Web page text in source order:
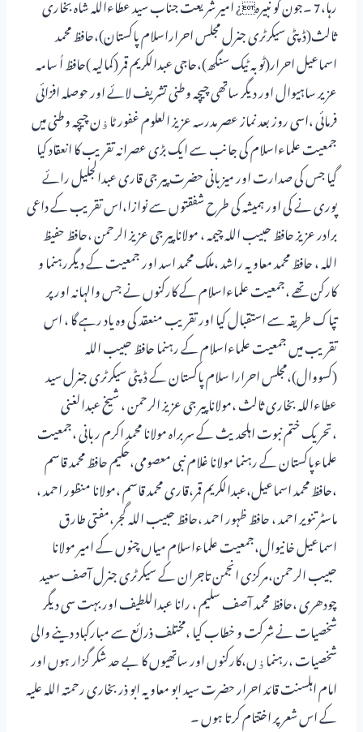
ثالث(ڈپٹی سیکرٹری جنرل مجلس احراراسلام پاکستان)،حافظ محمد
اسماعیل احرار(ٹوبہ ٹیک سنگھ)،حاجی عبدالکریم قمر (کمالیہ )حافظ اُ سامہ
عزیر ساہیوال اور دیگر ساتھی چیچہ وطنی تشریف لائے اور حوصلہ افزائی
فرمائی ،اسی روز بعد نماز عصر مدرسہ عزیز العلوم غفور ٹاﺅن چیچہ وطنی میں
جمعیت علماءاسلام کی جانب سے ایک بڑی عصرانہ تقریب کا انعقاد کیا
گیا جس کی صدارت اور میزبانی حضرت پیر جی قاری عبدالجلیل رائے
پوری نے کی اور ہمیشہ کی طرح شفقتوں سے نوازا،اس تقریب کے داعی
برادر عزیز حافظ حبیب اللہ چیمہ ، مولانا پیر جی عزیز الرحمن ،حافظ حفیظ
اللہ ، حافظ محمد معاویہ راشد ،ملک محمد اسد اور جمعیت کے دیگررہنما و
کارکن تھے ،جمعیت علماءاسلام کے کارکنوں نے جس والہانہ اور پر
تپاک طریقہ سے استقبال کیا اور تقریب منعقد کی وہ یاد رہے گا ، اس
تقریب میں جمعیت علماءاسلام کے رہنما حافظ حبیب اللہ
(کسووال)،مجلس احرارا سلام پاکستان کے ڈپٹی سیکرٹری جنرل سید
عطاءاللہ بخاری ثالث ،مولانا پیر جی عزیز الرحمن ، شیخ عبدالغنی
،تحریک ختم نبوت اہلحدیث کے سربراہ مولانا محمد اکرم ربانی ،جمعیت
علماءپاکستان کے رہنما مولانا غلام نبی معصومی،حکیم حافظ محمد قاسم
،حافظ محمد اسماعیل،عبدالکریم قمر،قاری محمد قاسم ،مولانا منظور احمد ،
ماسٹر تنویر احمد ، حافظ ظہور احمد ،حافظ حبیب اللہ گجر،مفتی طارق
اسماعیل خانیوال،جمعیت علماءاسلام میاں چنوں کے امیر مولانا
حبیب الرحمن،مرکزی انجمن تاجران کے سیکرٹری جنرل آصف سعید
چودھری ،حافظ محمد آصف سلیم ، رانا عبداللطیف اور بہت سی دیگر
شخصیات نے شرکت و خطاب کیا ،مختلف ذرائع سے مبارکباد دینے والی
شخصیات ،رہنماﺅں،کارکنوں اور ساتھیوں کا بے حد شکر گزار ہوں اور
امام اہلسنت قائد احرار حضرت سید ابو معاویہ ابو ذر بخاری رحمتہ اللہ علیہ
کے اس شعر پر اختتام کرتا ہوں ۔